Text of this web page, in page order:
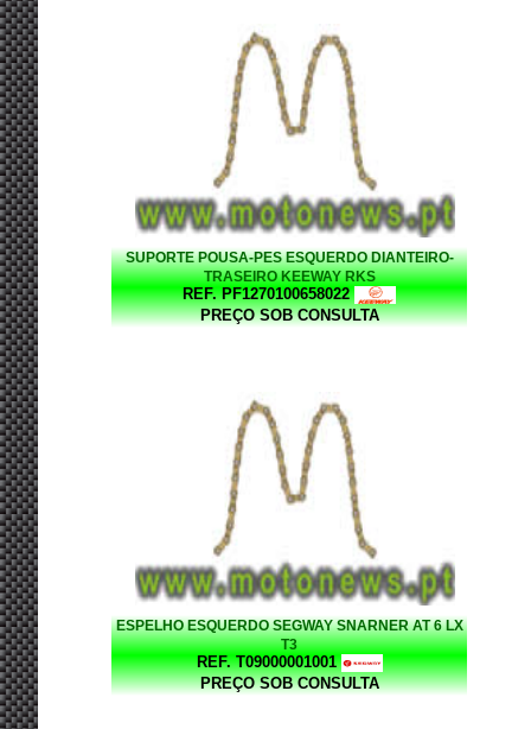
SUPORTE POUSA-PES ESQUERDO DIANTEIRO-
TRASEIRO KEEWAY RKS
REF. PF1270100658022
PREÇO SOB CONSULTA
ESPELHO ESQUERDO SEGWAY SNARNER AT 6 LX
T3
REF. T09000001001
PREÇO SOB CONSULTA